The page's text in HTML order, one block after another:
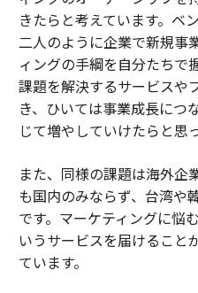
きたらと考えています。ベ
二人のように企業で新規事
ィングの手綱を自分たちで
課題を解決するサービスや
き、ひいては事業成長につ
じて増やしていけたらと思
また、同様の課題は海外企
も国内のみならず、台湾や
です。マーケティングに悩
いうサービスを届けること
ています。